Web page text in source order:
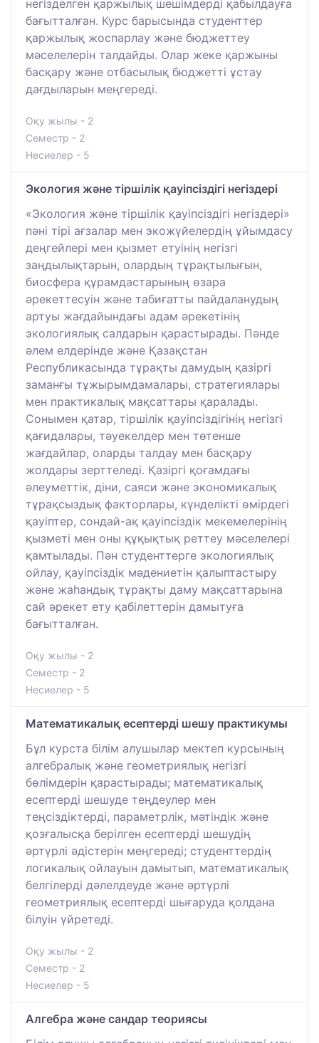
негізделген қаржылық шешімдерді қабылдауға
бағытталған. Курс барысында студенттер
қаржылық жоспарлау және бюджеттеу
мәселелерін талдайды. Олар жеке қаржыны
басқару және отбасылық бюджетті ұстау
дағдыларын меңгереді.
Оқу жылы - 2
Семестр - 2
Несиелер - 5
Экология және тіршілік қауіпсіздігі негіздері
«Экология және тіршілік қауіпсіздігі негіздері»
пәні тірі ағзалар мен экожүйелердің ұйымдасу
деңгейлері мен қызмет етуінің негізгі
заңдылықтарын, олардың тұрақтылығын,
биосфера құрамдастарының өзара
әрекеттесуін және табиғатты пайдаланудың
артуы жағдайындағы адам әрекетінің
экологиялық салдарын қарастырады. Пәнде
әлем елдерінде және Қазақстан
Республикасында тұрақты дамудың қазіргі
заманғы тұжырымдамалары, стратегиялары
мен практикалық мақсаттары қаралады.
Сонымен қатар, тіршілік қауіпсіздігінің негізгі
қағидалары, тәуекелдер мен төтенше
жағдайлар, оларды талдау мен басқару
жолдары зерттеледі. Қазіргі қоғамдағы
әлеуметтік, діни, саяси және экономикалық
тұрақсыздық факторлары, күнделікті өмірдегі
қауіптер, сондай-ақ қауіпсіздік мекемелерінің
қызметі мен оны құқықтық реттеу мәселелері
қамтылады. Пән студенттерге экологиялық
ойлау, қауіпсіздік мәдениетін қалыптастыру
және жаһандық тұрақты даму мақсаттарына
сай әрекет ету қабілеттерін дамытуға
бағытталған.
Оқу жылы - 2
Семестр - 2
Несиелер - 5
Математикалық есептерді шешу практикумы
Бұл курста білім алушылар мектеп курсының
алгебралық және геометриялық негізгі
бөлімдерін қарастырады; математикалық
есептерді шешуде теңдеулер мен
теңсіздіктерді, параметрлік, мәтіндік және
қозғалысқа берілген есептерді шешудің
әртүрлі әдістерін меңгереді; студенттердің
логикалық ойлауын дамытып, математикалық
белгілерді дәлелдеуде және әртүрлі
геометриялық есептерді шығаруда қолдана
білуін үйретеді.
Оқу жылы - 2
Семестр - 2
Несиелер - 5
Алгебра және сандар теориясы